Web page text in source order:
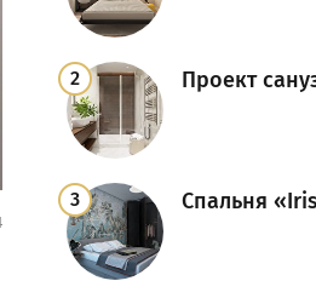
Проект
Спальня